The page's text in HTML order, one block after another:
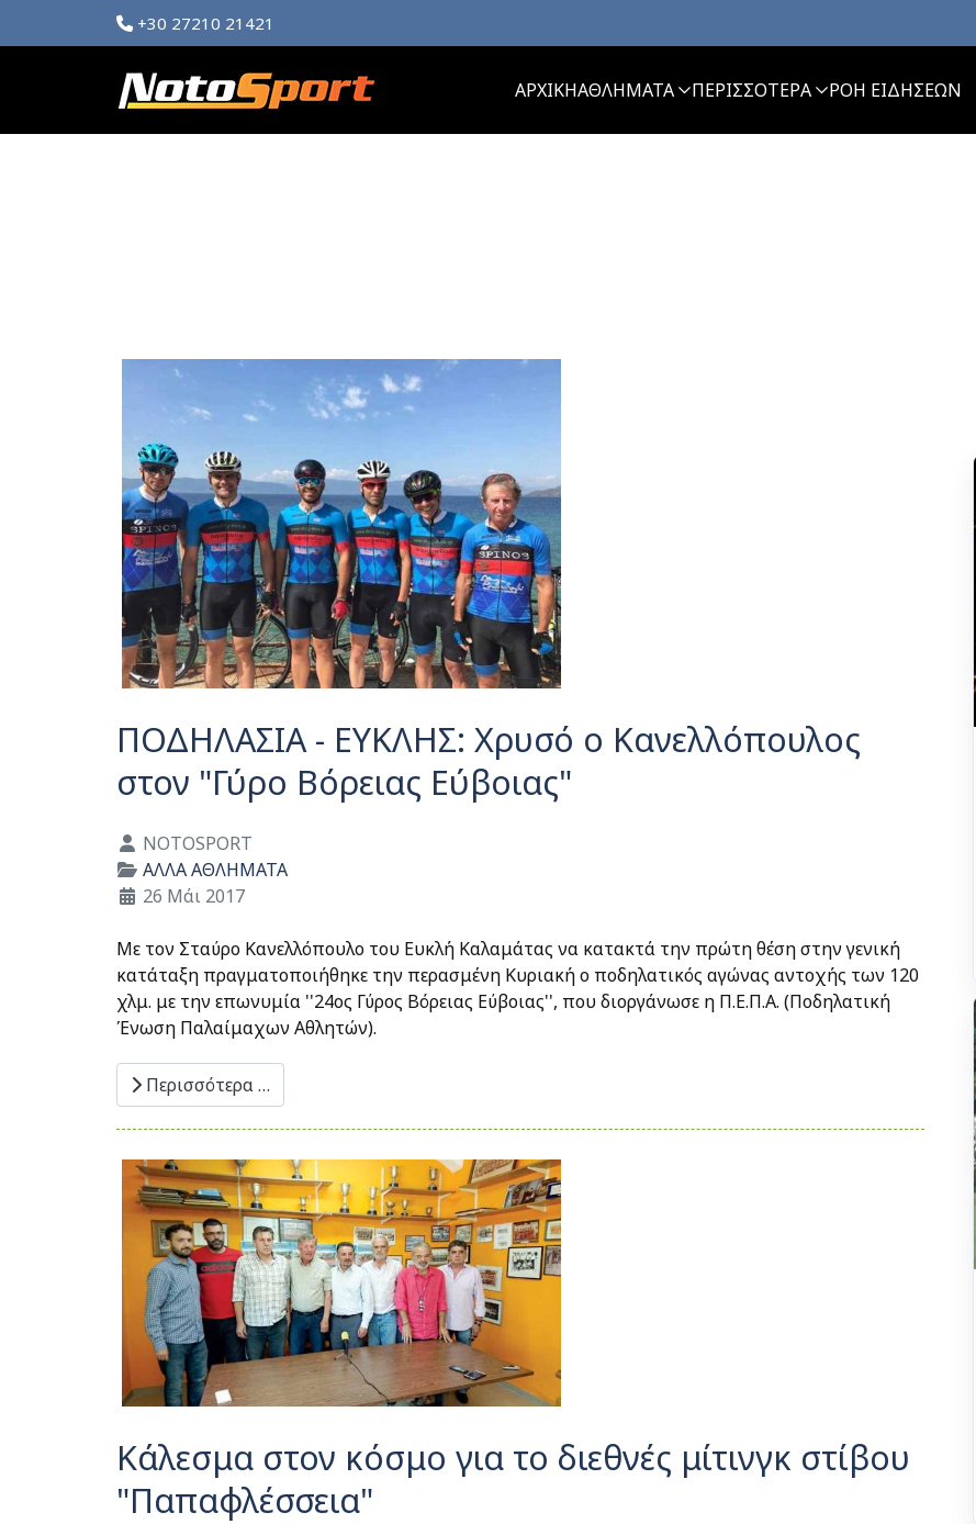
+30 27210 21421
ΑΡΧΙΚΗΑΘΛΗΜΑΤΑ ΠΕΡΙΣΣΟΤΕΡΑ ΡΟΗ ΕΙΔΗΣΕΩΝ
ΠΟΔΗΛΑΣΙΑ - ΕΥΚΛΗΣ: Χρυσό ο Κανελλόπουλος
στον "Γύρο Βόρειας Εύβοιας"
Λεπτομέρειες
NOTOSPORT
ΑΛΛΑ ΑΘΛΗΜΑΤΑ
26 Μάι 2017
Με τον Σταύρο Κανελλόπουλο του Ευκλή Καλαμάτας να κατακτά την πρώτη θέση στην γενική
κατάταξη πραγματοποιήθηκε την περασμένη Κυριακή ο ποδηλατικός αγώνας αντοχής των 120
χλμ. με την επωνυμία ''24ος Γύρος Βόρειας Εύβοιας'', που διοργάνωσε η Π.Ε.Π.Α. (Ποδηλατική
Ένωση Παλαίμαχων Αθλητών).
Περισσότερα …
Κάλεσμα στον κόσμο για το διεθνές μίτινγκ στίβου
"Παπαφλέσσεια"